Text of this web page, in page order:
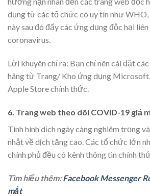
dụng từ các tổ chức có uy tín như WHO,
này sau đó đẩy các ứng dụng độc hại liên
coronavirus.
Lời khuyên chỉ ra: Bạn chỉ nên cài đặt
hãng từ Trang/ Kho ứng dụng
Apple Store chính thức.
6. Trang web theo dõi COVID-19 giả
Tình hình dịch ngày càng nghiêm trọng
nhật về dịch tăng cao. Các tổ chức lớn
chính phủ đều có kênh thông tin chính
Tìm hiểu thêm:Facebook Messenger
mắt